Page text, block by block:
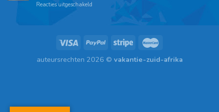
Reacties uitgeschakeld
auteursrechten 2026 © vakantie-zuid-afrika